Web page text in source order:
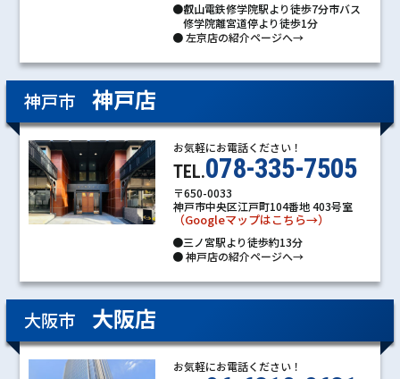
●叡山電鉄修学院駅より徒歩7分市バス
修学院離宮道停より徒歩1分
●左京店の紹介ページへ→
神戸市 神戸店
お気軽にお電話ください！
TEL.078-335-7505
〒650-0033
神戸市中央区江戸町104番地 403号室
（Googleマップはこちら→）
●三ノ宮駅より徒歩約13分
●神戸店の紹介ページへ→
大阪市 大阪店
お気軽にお電話ください！